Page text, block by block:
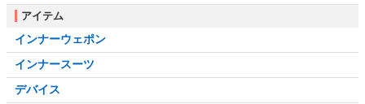
アイテム
インナーウェポン
インナースーツ
デバイス